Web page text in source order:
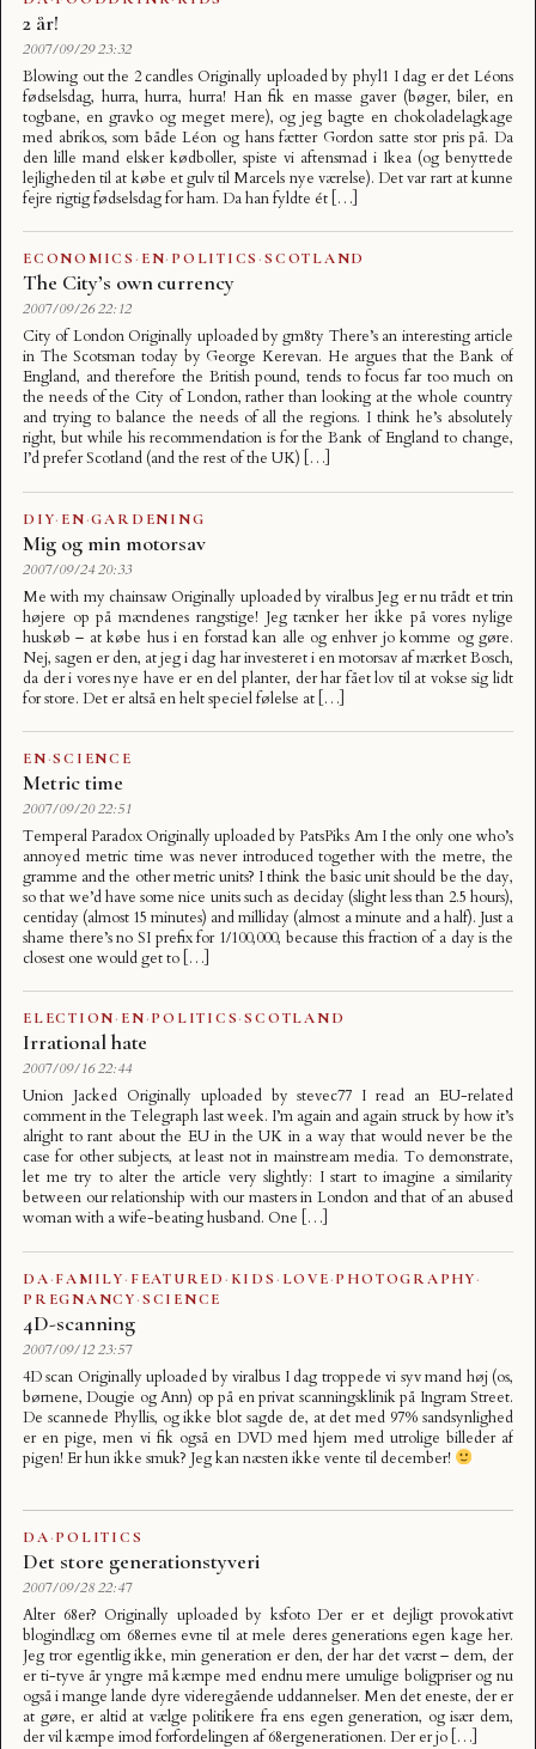
2 år!
2007/09/29 23:32
Blowing out the 2 candles Originally uploaded by phyl1 I dag er det Léons
fødselsdag, hurra, hurra, hurra! Han fik en masse gaver (bøger, biler, en
togbane, en gravko og meget mere), og jeg bagte en chokoladelagkage
med abrikos, som både Léon og hans fætter Gordon satte stor pris på. Da
den lille mand elsker kødboller, spiste vi aftensmad i Ikea (og benyttede
lejligheden til at købe et gulv til Marcels nye værelse). Det var rart at kunne
fejre rigtig fødselsdag for ham. Da han fyldte ét […]
ECONOMICS · EN· POLITICS ·SCOTLAND
The City’s own currency
2007/09/26 22:12
City of London Originally uploaded by gm8ty There’s an interesting article
in The Scotsman today by George Kerevan. He argues that the Bank of
England, and therefore the British pound, tends to focus far too much on
the needs of the City of London, rather than looking at the whole country
and trying to balance the needs of all the regions. I think he’s absolutely
right, but while his recommendation is for the Bank of England to change,
I’d prefer Scotland (and the rest of the UK) […]
DIY· EN·GARDENING
Mig og min motorsav
2007/09/24 20:33
Me with my chainsaw Originally uploaded by viralbus Jeg er nu trådt et trin
højere op på mændenes rangstige! Jeg tænker her ikke på vores nylige
huskøb – at købe hus i en forstad kan alle og enhver jo komme og gøre.
Nej, sagen er den, at jeg i dag har investeret i en motorsav af mærket Bosch,
da der i vores nye have er en del planter, der har fået lov til at vokse sig lidt
for store. Det er altså en helt speciel følelse at […]
EN·SCIENCE
Metric time
2007/09/20 22:51
Temperal Paradox Originally uploaded by PatsPiks Am I the only one who’s
annoyed metric time was never introduced together with the metre, the
gramme and the other metric units? I think the basic unit should be the day,
so that we’d have some nice units such as deciday (slight less than 2.5 hours),
centiday (almost 15 minutes) and milliday (almost a minute and a half). Just a
shame there’s no SI prefix for 1/100,000, because this fraction of a day is the
closest one would get to […]
ELECTION· EN·POLITICS·SCOTLAND
Irrational hate
2007/09/16 22:44
Union Jacked Originally uploaded by stevec77 I read an EU-related
comment in the Telegraph last week. I’m again and again struck by how it’s
alright to rant about the EU in the UK in a way that would never be the
case for other subjects, at least not in mainstream media. To demonstrate,
let me try to alter the article very slightly: I start to imagine a similarity
between our relationship with our masters in London and that of an abused
woman with a wife-beating husband. One […]
DA·FAMILY· FEATURED · KIDS · LOVE·PHOTOGRAPHY·
PREGNANCY·SCIENCE
4D-scanning
2007/09/12 23:57
4D scan Originally uploaded by viralbus I dag troppede vi syv mand høj (os,
børnene, Dougie og Ann) op på en privat scanningsklinik på Ingram Street.
De scannede Phyllis, og ikke blot sagde de, at det med 97% sandsynlighed
er en pige, men vi fik også en DVD med hjem med utrolige billeder af
pigen! Er hun ikke smuk? Jeg kan næsten ikke vente til december!
DA·POLITICS
Det store generationstyveri
2007/09/28 22:47
Alter 68er? Originally uploaded by ksfoto Der er et dejligt provokativt
blogindlæg om 68ernes evne til at mele deres generations egen kage her.
Jeg tror egentlig ikke, min generation er den, der har det værst – dem, der
er ti-tyve år yngre må kæmpe med endnu mere umulige boligpriser og nu
også i mange lande dyre videregående uddannelser. Men det eneste, der er
at gøre, er altid at vælge politikere fra ens egen generation, og især dem,
der vil kæmpe imod forfordelingen af 68ergenerationen. Der er jo […]